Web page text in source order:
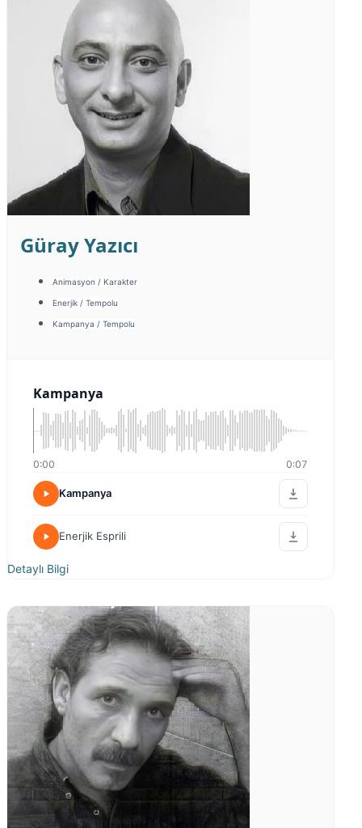
Güray Yazıcı
Animasyon / Karakter
Enerjik / Tempolu
Kampanya / Tempolu
Kampanya
0:00 0:07
Kampanya
Enerjik Esprili
Detaylı Bilgi